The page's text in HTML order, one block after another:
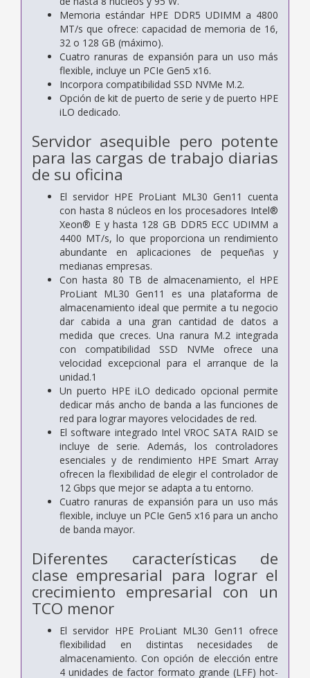
Memoria estándar HPE DDR5 UDIMM a 4800
MT/s que ofrece: capacidad de memoria de 16,
32 o 128 GB (máximo).
Cuatro ranuras de expansión para un uso más
flexible, incluye un PCIe Gen5 x16.
Incorpora compatibilidad SSD NVMe M.2.
Opción de kit de puerto de serie y de puerto HPE
iLO dedicado.
Servidor asequible pero potente
para las cargas de trabajo diarias
de su oficina
El servidor HPE ProLiant ML30 Gen11 cuenta
con hasta 8 núcleos en los procesadores Intel®
Xeon® E y hasta 128 GB DDR5 ECC UDIMM a
4400 MT/s, lo que proporciona un rendimiento
abundante en aplicaciones de pequeñas y
medianas empresas.
Con hasta 80 TB de almacenamiento, el HPE
ProLiant ML30 Gen11 es una plataforma de
almacenamiento ideal que permite a tu negocio
dar cabida a una gran cantidad de datos a
medida que creces. Una ranura M.2 integrada
con compatibilidad SSD NVMe ofrece una
velocidad excepcional para el arranque de la
unidad.1
Un puerto HPE iLO dedicado opcional permite
dedicar más ancho de banda a las funciones de
red para lograr mayores velocidades de red.
El software integrado Intel VROC SATA RAID se
incluye de serie. Además, los controladores
esenciales y de rendimiento HPE Smart Array
ofrecen la flexibilidad de elegir el controlador de
12 Gbps que mejor se adapta a tu entorno.
Cuatro ranuras de expansión para un uso más
flexible, incluye un PCIe Gen5 x16 para un ancho
de banda mayor.
Diferentes características de
clase empresarial para lograr el
crecimiento empresarial con un
TCO menor
El servidor HPE ProLiant ML30 Gen11 ofrece
flexibilidad en distintas necesidades de
almacenamiento. Con opción de elección entre
4 unidades de factor formato grande (LFF) hot-